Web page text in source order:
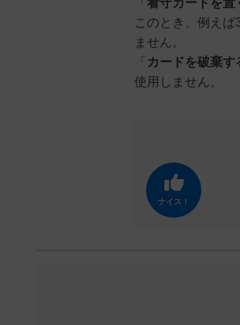
「 看守カードを置
このとき、例え
ません。
「 カードを破棄す
使用しません。
ナイス！